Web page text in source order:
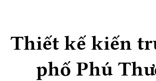
Thiết kế kiến
phố Phú